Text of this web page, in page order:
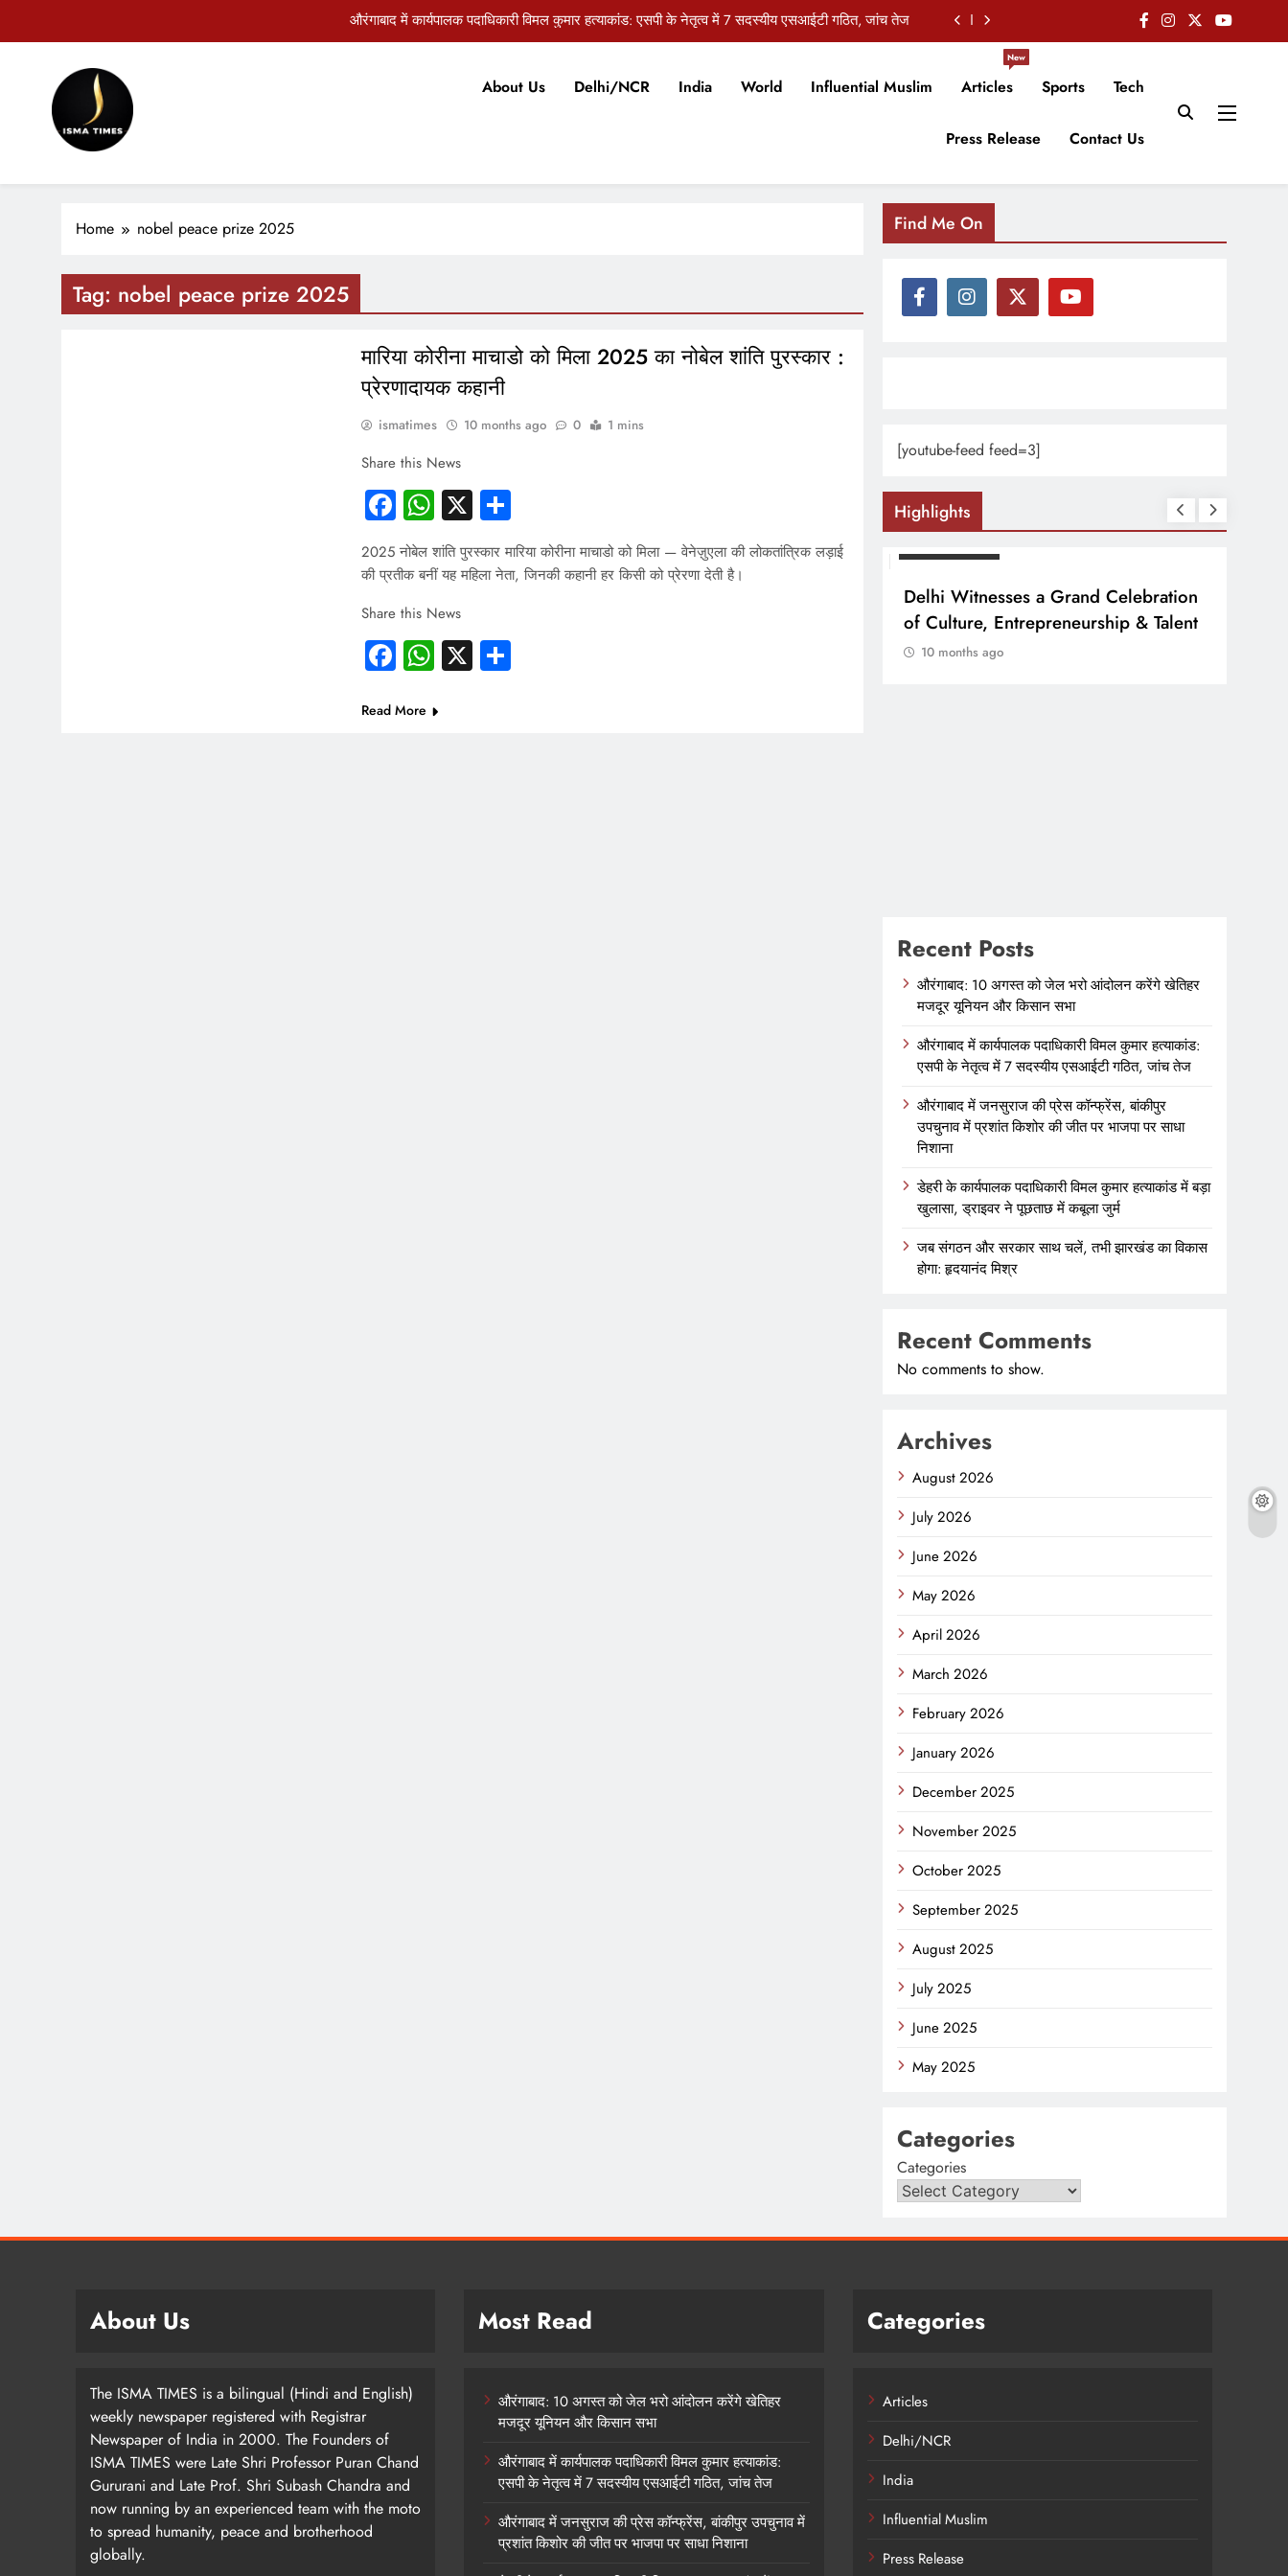
औरंगाबाद में कार्यपालक पदाधिकारी विमल कुमार हत्याकांड: एसपी के नेतृत्व में 7 सदस्यीय एसआईटी गठित, जांच तेज
डेहरी के कार्यपालक पदाधिकारी विमल कुमार हत्याकांड में बड़ा खुलासा, ड्राइवर ने पूछताछ में कबूला जुर्म
औरंगाबाद में कार्यपालक पदाधिकारी विमल कुमार हत्याकांड: एसपी के नेतृत्व में 7 सदस्यीय एसआईटी गठित, जांच तेज
औरंगाबाद में जनसुराज की प्रेस कॉन्फ्रेंस, बांकीपुर उपचुनाव में प्रशांत किशोर की जीत पर भाजपा पर साधा निशाना
ISMA TIMES NEWS
About Us Delhi/NCR India World Influential Muslim Articles
New
Sports Tech
Press Release Contact Us
Home nobel peace prize 2025
Tag: nobel peace prize 2025
WORLD
मारिया कोरीना माचाडो को मिला 2025 का नोबेल शांति पुरस्कार :
प्रेरणादायक कहानी
ismatimes 10 months ago 0 1 mins
Share this News
Facebook
WhatsApp
X
2025 नोबेल शांति पुरस्कार मारिया कोरीना माचाडो को मिला — वेनेज़ुएला की लोकतांत्रिक लड़ाई
की प्रतीक बनीं यह महिला नेता, जिनकी कहानी हर किसी को प्रेरणा देती है।
Share this News
Facebook
WhatsApp
X
Read More
Find Me On
[youtube-feed feed=3]
Highlights
INDIA PRESS RELEASE
Delhi Witnesses a Grand Celebration
of Culture, Entrepreneurship & Talent
10 months ago
Recent Posts
औरंगाबाद: 10 अगस्त को जेल भरो आंदोलन करेंगे खेतिहर
मजदूर यूनियन और किसान सभा
औरंगाबाद में कार्यपालक पदाधिकारी विमल कुमार हत्याकांड:
एसपी के नेतृत्व में 7 सदस्यीय एसआईटी गठित, जांच तेज
औरंगाबाद में जनसुराज की प्रेस कॉन्फ्रेंस, बांकीपुर
उपचुनाव में प्रशांत किशोर की जीत पर भाजपा पर साधा
निशाना
डेहरी के कार्यपालक पदाधिकारी विमल कुमार हत्याकांड में बड़ा
खुलासा, ड्राइवर ने पूछताछ में कबूला जुर्म
जब संगठन और सरकार साथ चलें, तभी झारखंड का विकास
होगा: हृदयानंद मिश्र
Recent Comments
No comments to show.
Archives
August 2026
July 2026
June 2026
May 2026
April 2026
March 2026
February 2026
January 2026
December 2025
November 2025
October 2025
September 2025
August 2025
July 2025
June 2025
May 2025
Categories
Categories
About Us
The ISMA TIMES is a bilingual (Hindi and English)
weekly newspaper registered with Registrar
Newspaper of India in 2000. The Founders of
ISMA TIMES were Late Shri Professor Puran Chand
Gururani and Late Prof. Shri Subash Chandra and
now running by an experienced team with the moto
to spread humanity, peace and brotherhood
globally.
Most Read
औरंगाबाद: 10 अगस्त को जेल भरो आंदोलन करेंगे खेतिहर
मजदूर यूनियन और किसान सभा
औरंगाबाद में कार्यपालक पदाधिकारी विमल कुमार हत्याकांड:
एसपी के नेतृत्व में 7 सदस्यीय एसआईटी गठित, जांच तेज
औरंगाबाद में जनसुराज की प्रेस कॉन्फ्रेंस, बांकीपुर उपचुनाव में
प्रशांत किशोर की जीत पर भाजपा पर साधा निशाना
Categories
Articles
Delhi/NCR
India
Influential Muslim
Press Release